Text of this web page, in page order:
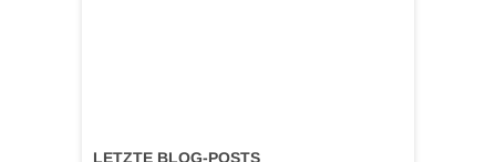
LETZTE BLOG-POSTS